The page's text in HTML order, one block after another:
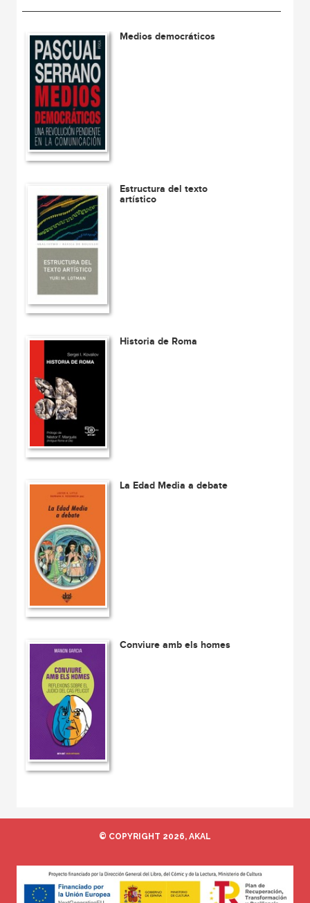
Medios democráticos
Estructura del texto
artístico
Historia de Roma
La Edad Media a debate
Conviure amb els homes
© COPYRIGHT 2026, AKAL